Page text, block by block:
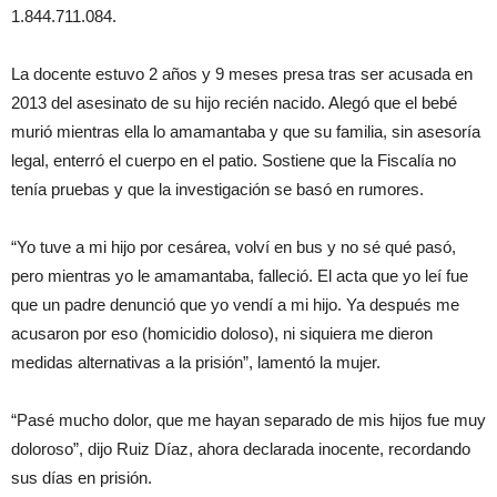
1.844.711.084.
La docente estuvo 2 años y 9 meses presa tras ser acusada en
2013 del asesinato de su hijo recién nacido. Alegó que el bebé
murió mientras ella lo amamantaba y que su familia, sin asesoría
legal, enterró el cuerpo en el patio. Sostiene que la Fiscalía no
tenía pruebas y que la investigación se basó en rumores.
“Yo tuve a mi hijo por cesárea, volví en bus y no sé qué pasó,
pero mientras yo le amamantaba, falleció. El acta que yo leí fue
que un padre denunció que yo vendí a mi hijo. Ya después me
acusaron por eso (homicidio doloso), ni siquiera me dieron
medidas alternativas a la prisión”, lamentó la mujer.
“Pasé mucho dolor, que me hayan separado de mis hijos fue muy
doloroso”, dijo Ruiz Díaz, ahora declarada inocente, recordando
sus días en prisión.